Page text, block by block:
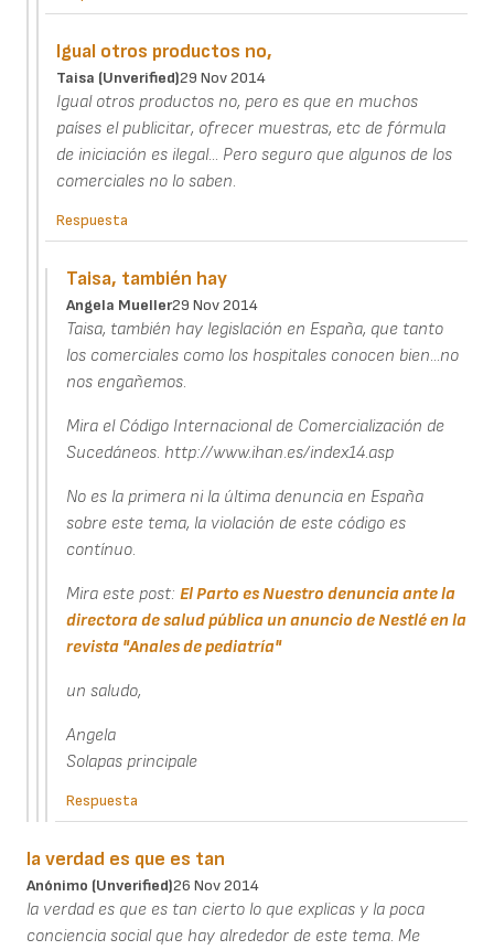
Igual otros productos no,
Taisa (unverified)29 Nov 2014
Igual otros productos no, pero es que en muchos
países el publicitar, ofrecer muestras, etc de fórmula
de iniciación es ilegal... Pero seguro que algunos de los
comerciales no lo saben.
Respuesta
Taisa, también hay
Angela Mueller29 Nov 2014
Taisa, también hay legislación en España, que tanto
los comerciales como los hospitales conocen bien...no
nos engañemos.
Mira el Código Internacional de Comercialización de
Sucedáneos. http://www.ihan.es/index14.asp
No es la primera ni la última denuncia en España
sobre este tema, la violación de este código es
contínuo.
Mira este post:El Parto es Nuestro denuncia ante la
directora de salud pública un anuncio de Nestlé en la
revista "Anales de pediatría"
un saludo,
Angela
Solapas principale
Respuesta
la verdad es que es tan
Anónimo (unverified)26 Nov 2014
la verdad es que es tan cierto lo que explicas y la poca
conciencia social que hay alrededor de este tema. Me